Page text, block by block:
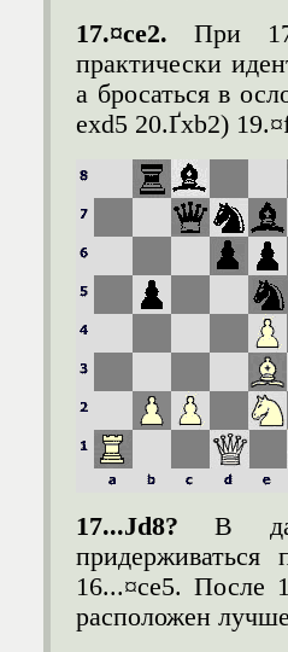
17.¤ce2.При
практически
а бросаться в
exd5 20.Ґxb2)
17...Јd8?В
16...¤ce5. После
расположен